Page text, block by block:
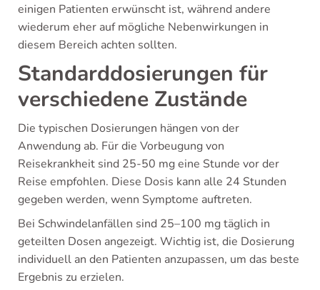
einigen Patienten erwünscht ist, während andere
wiederum eher auf mögliche Nebenwirkungen in
diesem Bereich achten sollten.
Standarddosierungen für
verschiedene Zustände
Die typischen Dosierungen hängen von der
Anwendung ab. Für die Vorbeugung von
Reisekrankheit sind 25-50 mg eine Stunde vor der
Reise empfohlen. Diese Dosis kann alle 24 Stunden
gegeben werden, wenn Symptome auftreten.
Bei Schwindelanfällen sind 25–100 mg täglich in
geteilten Dosen angezeigt. Wichtig ist, die Dosierung
individuell an den Patienten anzupassen, um das beste
Ergebnis zu erzielen.